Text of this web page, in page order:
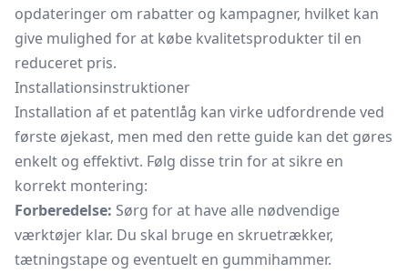
opdateringer om rabatter og kampagner, hvilket kan
give mulighed for at købe kvalitetsprodukter til en
reduceret pris.
Installationsinstruktioner
Installation af et patentlåg kan virke udfordrende ved
første øjekast, men med den rette guide kan det gøres
enkelt og effektivt. Følg disse trin for at sikre en
korrekt montering:
Forberedelse: Sørg for at have alle nødvendige
værktøjer klar. Du skal bruge en skruetrækker,
tætningstape og eventuelt en gummihammer.